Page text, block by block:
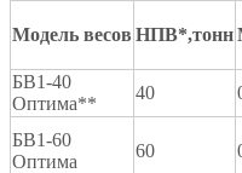
Модель весов НПВ*,тонн
БВ1-40
Оптима**
40
БВ1-60
Оптима
60